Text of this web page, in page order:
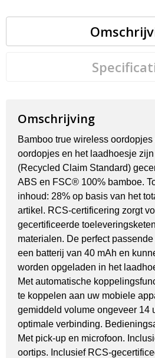
Omschrijving
Bamboo true wireless
oordopjes en het laadhoesje
(Recycled Claim Standard)
ABS en FSC® 100% bamboe.
inhoud: 28% op basis van het
artikel. RCS-certificering zorgt
gecertificeerde
materialen. De perfect
een batterij van 40 mAh en
worden opgeladen in het
Met automatische
te koppelen aan uw mobiele
gemiddeld volume ongeveer 14
optimale verbinding.
Met pick-up en microfoon.
oortips. Inclusief RCS-